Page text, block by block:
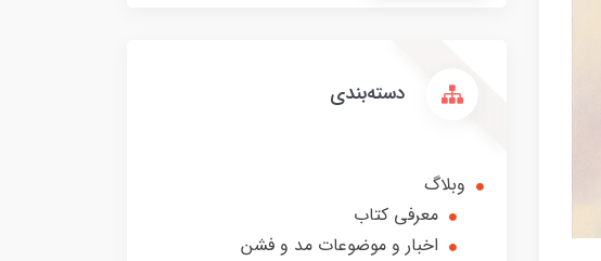
دسته‌بندی
وبلاگ
معرفی کتاب
اخبار و موضوعات مد و فشن